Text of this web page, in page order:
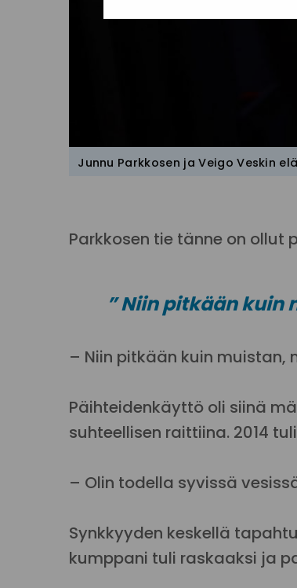
Junnu Parkkosen ja Veigo Veskin
Parkkosen tie tänne on
” Niin pitkään kuin
– Niin pitkään kuin muistan,
Päihteidenkäyttö oli siinä
suhteellisen raittiina. 2014
– Olin todella syvissä
Synkkyyden keskellä
kumppani tuli raskaaksi ja